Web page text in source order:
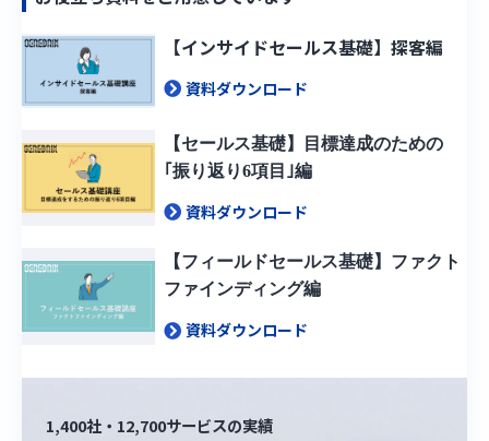
【インサイドセールス基礎】探客編
資料ダウンロード
【セールス基礎】目標達成のための
｢振り返り6項目｣編
資料ダウンロード
【フィールドセールス基礎】ファクト
ファインディング編
資料ダウンロード
1,400社・12,700サービスの実績